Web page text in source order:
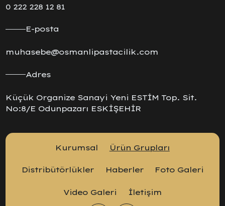
0 222 228 12 81
E-posta
muhasebe@osmanlipastacilik.com
Adres
Küçük Organize Sanayi Yeni ESTİM Top. Sit.
No:8/E Odunpazarı ESKİŞEHİR
Kurumsal Ürün Grupları
Distribütörlükler Haberler Foto Galeri
Video Galeri İletişim